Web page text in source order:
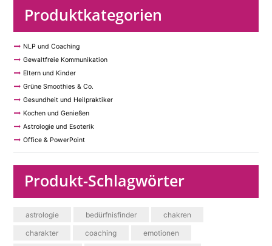
Produktkategorien
NLP und Coaching
Gewaltfreie Kommunikation
Eltern und Kinder
Grüne Smoothies & Co.
Gesundheit und Heilpraktiker
Kochen und Genießen
Astrologie und Esoterik
Office & PowerPoint
Produkt-Schlagwörter
astrologie bedürfnisfinder
chakren
charakter
coaching
emotionen